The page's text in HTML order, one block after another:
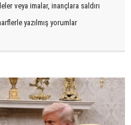
veya imalar, inançlara saldırı
yazılmış yorumlar